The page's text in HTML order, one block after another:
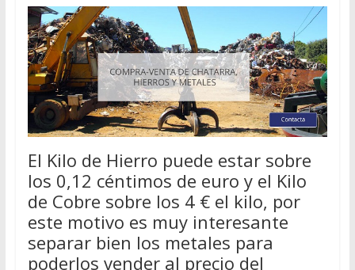
El Kilo de Hierro puede estar sobre
los 0,12 céntimos de euro y el Kilo
de Cobre sobre los 4 € el kilo, por
este motivo es muy interesante
separar bien los metales para
poderlos vender al precio del